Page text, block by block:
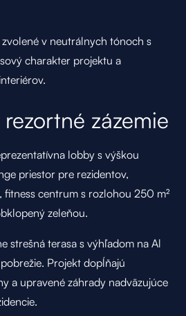
v neutrálnych tónoch s
charakter projektu a
zázemie
lobby s výškou
priestor pre rezidentov,
fitness centrum s rozlohou 250 m²
zeleňou.
strešná terasa s výhľadom na Al
Projekt dopĺňajú
a upravené záhrady nadväzujúce